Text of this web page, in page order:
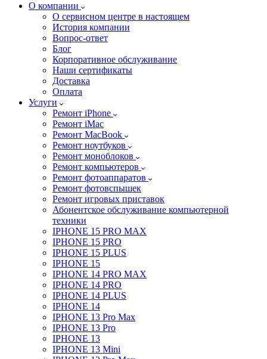
О компании
О сервисном центре в настоящем
История компании
Вопрос-ответ
Блог
Корпоративное обслуживание
Наши сертификаты
Доставка
Оплата
Услуги
Ремонт iPhone
Ремонт iMac
Ремонт MacBook
Ремонт ноутбуков
Ремонт моноблоков
Ремонт компьютеров
Ремонт фотоаппаратов
Ремонт фотовспышек
Ремонт игровых приставок
Абонентское обслуживание компьютерной
техники
IPHONE 15 PRO MAX
IPHONE 15 PRO
IPHONE 15 PLUS
IPHONE 15
IPHONE 14 PRO MAX
IPHONE 14 PRO
IPHONE 14 PLUS
IPHONE 14
IPHONE 13 Pro Max
IPHONE 13 Pro
IPHONE 13
IPHONE 13 Mini